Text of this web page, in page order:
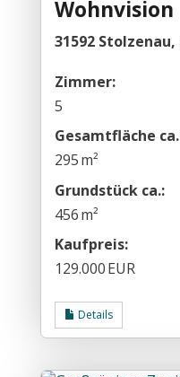
Wohnvision
31592
Zimmer:
5
Gesamtfläche
295 m²
Grund­stück ca.:
456 m²
Kaufpreis:
129.000 EUR
Details